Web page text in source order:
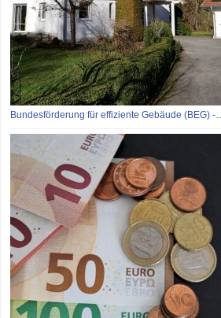
Bundesförderung für effiziente Gebäude (BEG) -…